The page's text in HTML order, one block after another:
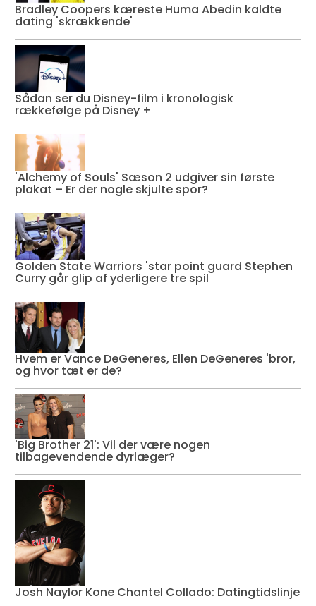
Bradley Coopers kæreste Huma Abedin kaldte
dating 'skrækkende'
Sådan ser du Disney-film i kronologisk
rækkefølge på Disney +
'Alchemy of Souls' Sæson 2 udgiver sin første
plakat – Er der nogle skjulte spor?
Golden State Warriors 'star point guard Stephen
Curry går glip af yderligere tre spil
Hvem er Vance DeGeneres, Ellen DeGeneres 'bror,
og hvor tæt er de?
'Big Brother 21': Vil der være nogen
tilbagevendende dyrlæger?
Josh Naylor Kone Chantel Collado: Datingtidslinje